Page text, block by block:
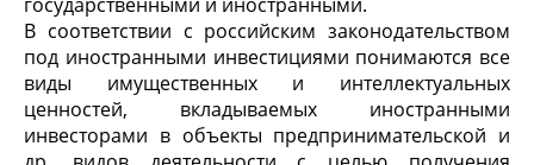
В соответ­ствии с российским законодательством
под иностранными инвестициями понимаются все
виды имущественных и интеллектуальных
ценностей, вкладываемых иност­ранными
инвесторами в объекты предпринимательской и